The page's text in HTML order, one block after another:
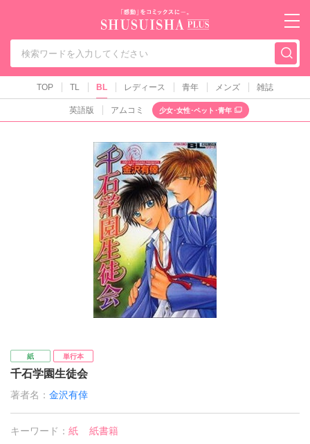
秋水社PLUS（テ
TOP TL BL レディース 青年 メンズ 雑誌
英語版 アムコミ 少女･女性･ペット･青年
紙 単行本
千石学園生徒会
著者名：金沢有倖
キーワード：紙
紙書籍